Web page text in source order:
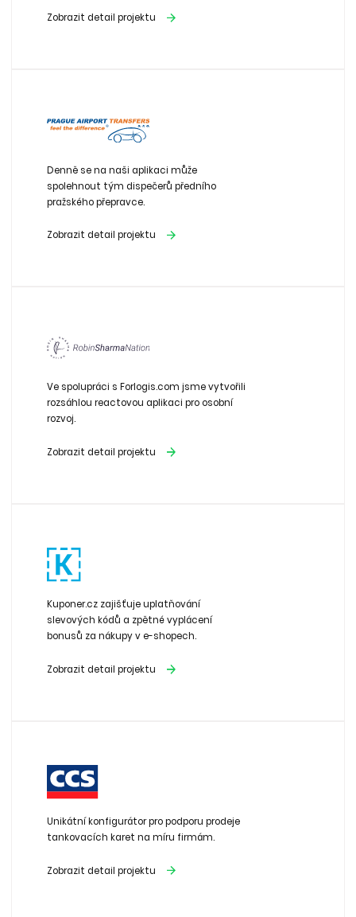
Zobrazit detail projektu
Denně se na naši aplikaci může
spolehnout tým dispečerů předního
pražského přepravce.
Zobrazit detail projektu
Ve spolupráci s Forlogis.com jsme vytvořili
rozsáhlou reactovou aplikaci pro osobní
rozvoj.
Zobrazit detail projektu
Kuponer.cz zajišťuje uplatňování
slevových kódů a zpětné vyplácení
bonusů za nákupy v e-shopech.
Zobrazit detail projektu
Unikátní konfigurátor pro podporu prodeje
tankovacích karet na míru firmám.
Zobrazit detail projektu